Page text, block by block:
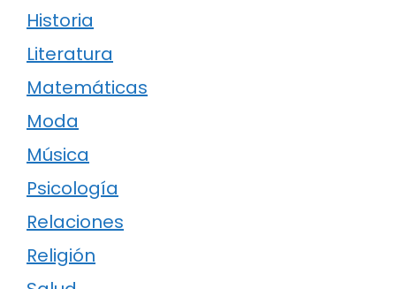
Historia
Literatura
Matemáticas
Moda
Música
Psicología
Relaciones
Religión